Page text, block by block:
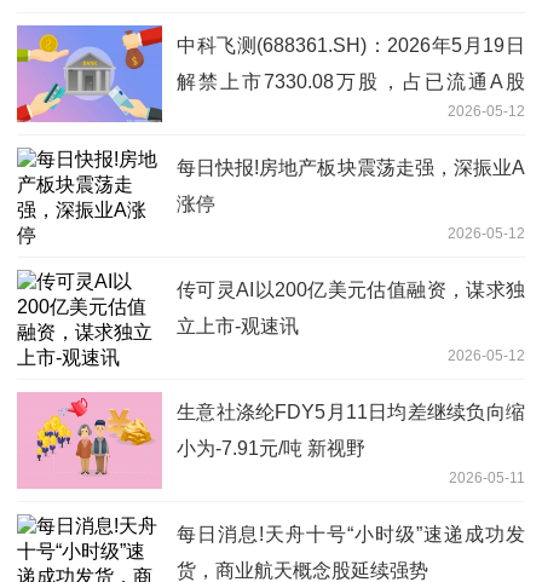
中科飞测(688361.SH)：2026年5月19日
解禁上市7330.08万股，占已流通A股
2026-05-12
每日快报!房地产板块震荡走强，深振业A
涨停
2026-05-12
传可灵AI以200亿美元估值融资，谋求独
立上市-观速讯
2026-05-12
生意社涤纶FDY5月11日均差继续负向缩
小为-7.91元/吨 新视野
2026-05-11
每日消息!天舟十号“小时级”速递成功发
货，商业航天概念股延续强势